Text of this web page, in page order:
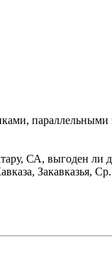
СА, выгоден
Закавказья,